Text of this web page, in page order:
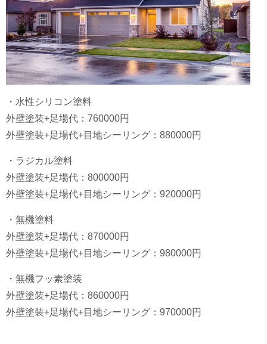
・水性シリコン塗料
外壁塗装+足場代：760000円
外壁塗装+足場代+目地シーリング：880000円
・ラジカル塗料
外壁塗装+足場代：800000円
外壁塗装+足場代+目地シーリング：920000円
・無機塗料
外壁塗装+足場代：870000円
外壁塗装+足場代+目地シーリング：980000円
・無機フッ素塗装
外壁塗装+足場代：860000円
外壁塗装+足場代+目地シーリング：970000円